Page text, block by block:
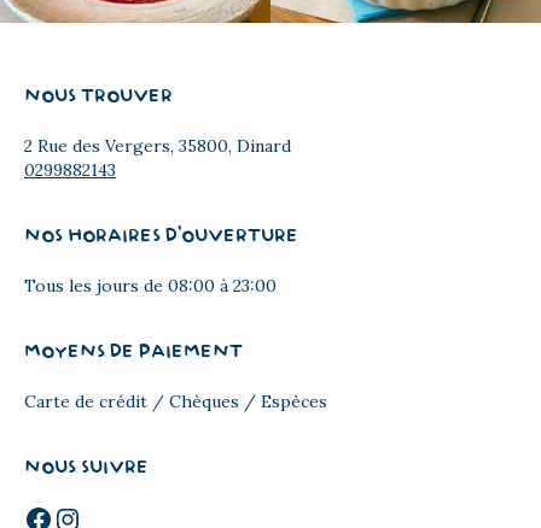
NOUS TROUVER
2 Rue des Vergers, 35800, Dinard
0299882143
NOS HORAIRES D'OUVERTURE
Tous les jours de 08:00 à 23:00
MOYENS DE PAIEMENT
Carte de crédit / Chèques / Espèces
NOUS SUIVRE
Facebook
Instagram